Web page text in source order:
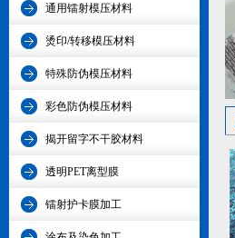
通用镭射模压材料
烫印/转移模压材料
特殊防伪模压材料
彩色防伪模压材料
揭开留字不干胶材料
透明PET离型膜
镭射护卡膜加工